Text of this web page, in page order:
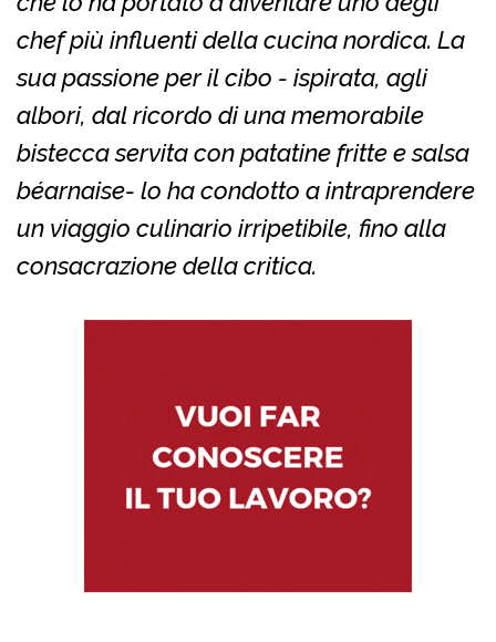
chef più influenti della cucina nordica. La
sua passione per il cibo - ispirata, agli
albori, dal ricordo di una memorabile
bistecca servita con patatine fritte e salsa
béarnaise- lo ha condotto a intraprendere
un viaggio culinario irripetibile, fino alla
consacrazione della critica.